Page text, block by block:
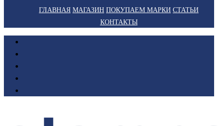
ГЛАВНАЯ МАГАЗИН ПОКУПАЕМ МАРКИ СТАТЬИ
КОНТАКТЫ